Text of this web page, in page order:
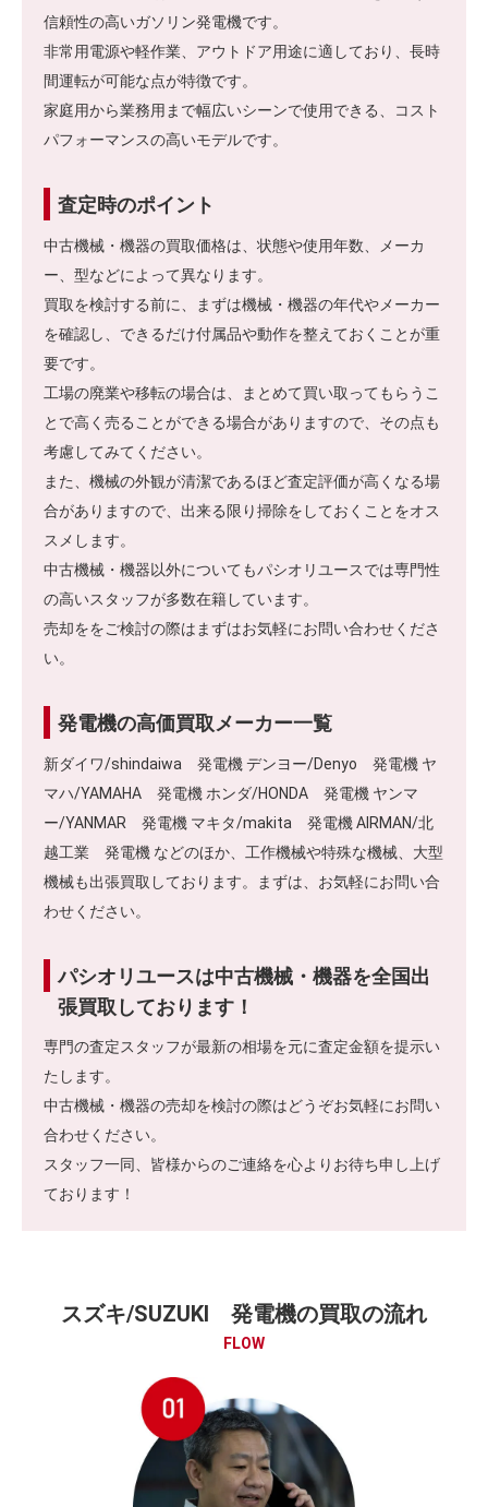
信頼性の高いガソリン発電機です。
非常用電源や軽作業、アウトドア用途に適しており、長時
間運転が可能な点が特徴です。
家庭用から業務用まで幅広いシーンで使用できる、コスト
パフォーマンスの高いモデルです。
査定時のポイント
中古機械・機器の買取価格は、状態や使用年数、メーカ
ー、型などによって異なります。
買取を検討する前に、まずは機械・機器の年代やメーカー
を確認し、できるだけ付属品や動作を整えておくことが重
要です。
工場の廃業や移転の場合は、まとめて買い取ってもらうこ
とで高く売ることができる場合がありますので、その点も
考慮してみてください。
また、機械の外観が清潔であるほど査定評価が高くなる場
合がありますので、出来る限り掃除をしておくことをオス
スメします。
中古機械・機器以外についてもパシオリユースでは専門性
の高いスタッフが多数在籍しています。
売却ををご検討の際はまずはお気軽にお問い合わせくださ
い。
発電機の高価買取メーカー一覧
新ダイワ/shindaiwa 発電機 デンヨー/Denyo 発電機 ヤ
マハ/YAMAHA 発電機 ホンダ/HONDA 発電機 ヤンマ
ー/YANMAR 発電機 マキタ/makita 発電機 AIRMAN/北
越工業 発電機 などのほか、工作機械や特殊な機械、大型
機械も出張買取しております。まずは、お気軽にお問い合
わせください。
パシオリユースは中古機械・機器を全国出
張買取しております！
専門の査定スタッフが最新の相場を元に査定金額を提示い
たします。
中古機械・機器の売却を検討の際はどうぞお気軽にお問い
合わせください。
スタッフ一同、皆様からのご連絡を心よりお待ち申し上げ
ております！
スズキ/SUZUKI 発電機の買取の流れ
FLOW